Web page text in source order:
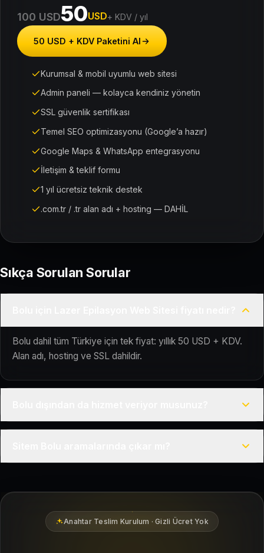
100 USD50USD+ KDV / yıl
50 USD + KDV Paketini Al
Kurumsal & mobil uyumlu web sitesi
Admin paneli — kolayca kendiniz yönetin
SSL güvenlik sertifikası
Temel SEO optimizasyonu (Google’a hazır)
Google Maps & WhatsApp entegrasyonu
İletişim & teklif formu
1 yıl ücretsiz teknik destek
.com.tr / .tr alan adı + hosting — DAHİL
Sıkça Sorulan Sorular
Bolu dahil tüm Türkiye için tek fiyat: yıllık 50 USD + KDV.
Alan adı, hosting ve SSL dahildir.
Bolu bölgesindeki yerel müşterilerin sizi bulmasına yardımcı
Anahtar Teslim Kurulum · Gizli Ücret Yok